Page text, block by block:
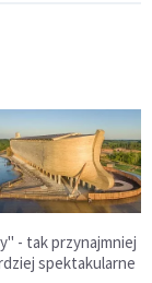
- tak przynajmniej
spektakularne